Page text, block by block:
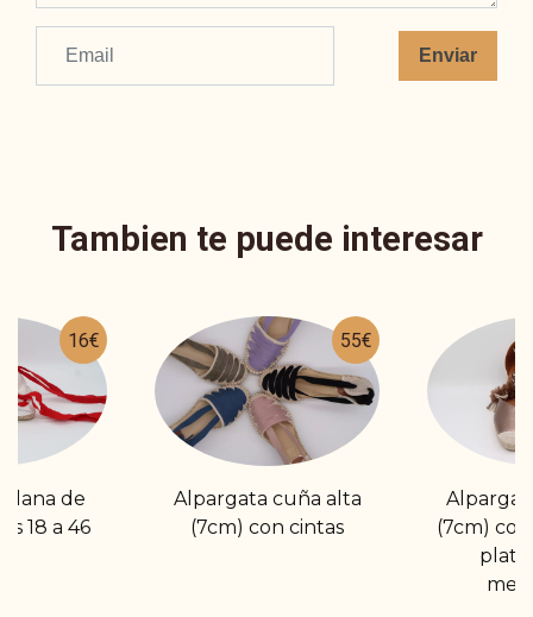
Enviar
Tambien te puede interesar
16€
de
18 a 46
55€
Alpargata cuña alta
(7cm) con cintas
(7cm)
plata